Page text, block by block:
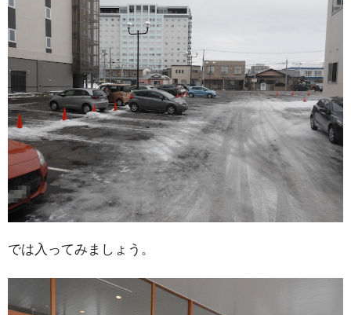
では入ってみましょう。